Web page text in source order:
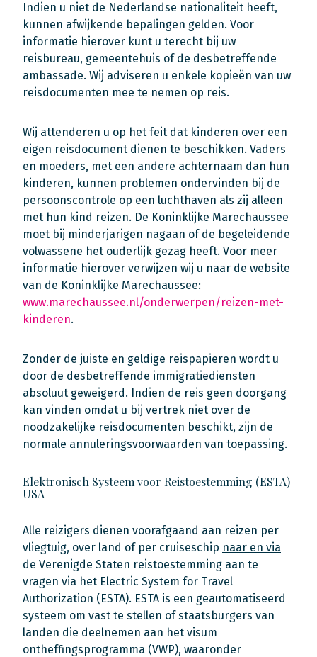
Indien u niet de Nederlandse nationaliteit heeft,
kunnen afwijkende bepalingen gelden. Voor
informatie hierover kunt u terecht bij uw
reisbureau, gemeentehuis of de desbetreffende
ambassade. Wij adviseren u enkele kopieën van uw
reisdocumenten mee te nemen op reis.
Wij attenderen u op het feit dat kinderen over een
eigen reisdocument dienen te beschikken. Vaders
en moeders, met een andere achternaam dan hun
kinderen, kunnen problemen ondervinden bij de
persoonscontrole op een luchthaven als zij alleen
met hun kind reizen. De Koninklijke Marechaussee
moet bij minderjarigen nagaan of de begeleidende
volwassene het ouderlijk gezag heeft. Voor meer
informatie hierover verwijzen wij u naar de website
van de Koninklijke Marechaussee:
www.marechaussee.nl/onderwerpen/reizen-met-
kinderen.
Zonder de juiste en geldige reispapieren wordt u
door de desbetreffende immigratiediensten
absoluut geweigerd. Indien de reis geen doorgang
kan vinden omdat u bij vertrek niet over de
noodzakelijke reisdocumenten beschikt, zijn de
normale annuleringsvoorwaarden van toepassing.
Elektronisch Systeem voor Reistoestemming (ESTA)
USA
Alle reizigers dienen voorafgaand aan reizen per
vliegtuig, over land of per cruiseschip naar en via
de Verenigde Staten reistoestemming aan te
vragen via het Electric System for Travel
Authorization (ESTA). ESTA is een geautomatiseerd
systeem om vast te stellen of staatsburgers van
landen die deelnemen aan het visum
ontheffingsprogramma (VWP), waaronder